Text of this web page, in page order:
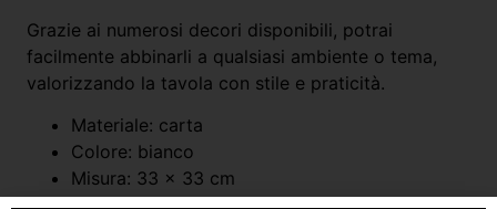
Grazie ai numerosi decori disponibili, potrai
facilmente abbinarli a qualsiasi ambiente o tema,
valorizzando la tavola con stile e praticità.
Materiale: carta
Colore: bianco
Misura: 33 x 33 cm